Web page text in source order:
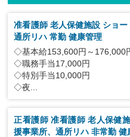
准看護師 老人保健施設 ショー
通所リハ 常勤 健康管理
◇基本給153,600円～176,000
◇職務手当17,000円
◇特別手当10,000円
◇夜...
正看護師 准看護師 老人保健
援事業所、通所リハ 非常勤 健